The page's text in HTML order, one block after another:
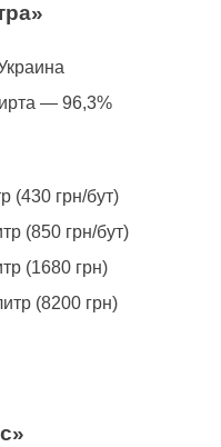
— 96,3%
(430 грн/бут)
(850 грн/бут)
(1680 грн)
(8200 грн)